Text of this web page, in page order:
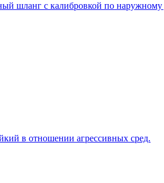
шланг с калибровкой по
в отношении агрессивных сред.